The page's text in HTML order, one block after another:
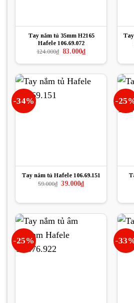
Tay nắm tủ 35mm H2165
Hafele 106.69.072
124.000₫ Giá
là:
83.000₫Giá
hiện
tại
83.000₫.
-34%
Tay nắm tủ Hafele 106.69.151
59.000₫ Giá
39.000₫Giá
hiện
-
-25% -